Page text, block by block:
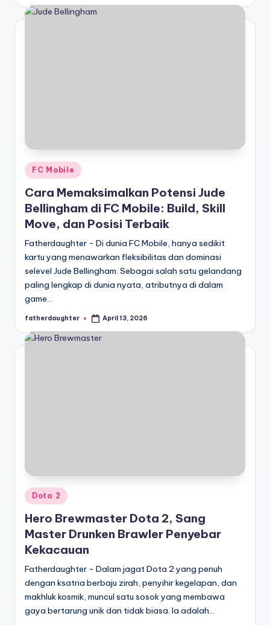
Posted
in
FC Mobile
Cara Memaksimalkan Potensi Jude
Bellingham di FC Mobile: Build, Skill
Move, dan Posisi Terbaik
Fatherdaughter - Di dunia FC Mobile, hanya sedikit
kartu yang menawarkan fleksibilitas dan dominasi
selevel Jude Bellingham. Sebagai salah satu gelandang
paling lengkap di dunia nyata, atributnya di dalam
game…
Posted
fatherdaughter April 13, 2026
Posted
in
Dota 2
Hero Brewmaster Dota 2, Sang
Master Drunken Brawler Penyebar
Kekacauan
Fatherdaughter - Dalam jagat Dota 2 yang penuh
dengan ksatria berbaju zirah, penyihir kegelapan, dan
makhluk kosmik, muncul satu sosok yang membawa
gaya bertarung unik dan tidak biasa. Ia adalah…